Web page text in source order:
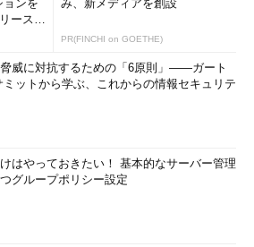
ョンを
ースを
み、新メディアを創設
PR(FINCHI on GOETHE)
威に対抗するための「6原則」――ガート
ミットから学ぶ、これからの情報セキュリテ
はやっておきたい！ 基本的なサーバー管理
グループポリシー設定